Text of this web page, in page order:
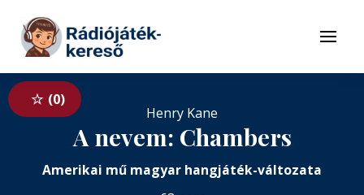
Tovább a tartalomhoz
Menü
0
Henry Kane
A nevem: Chambers
Amerikai mű magyar hangjáték-változata